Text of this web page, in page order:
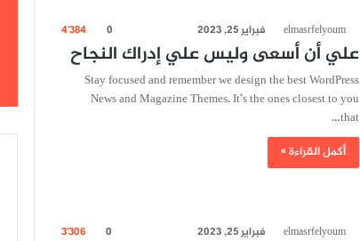
elmasrfelyoum فبراير 25, 2023 0 4٬384
علي أن أسعى وليس علي إدراك النجاح
Stay focused and remember we design the best WordPress
News and Magazine Themes. It’s the ones closest to you
that…
أكمل القراءة »
elmasrfelyoum فبراير 25, 2023 0 3٬306